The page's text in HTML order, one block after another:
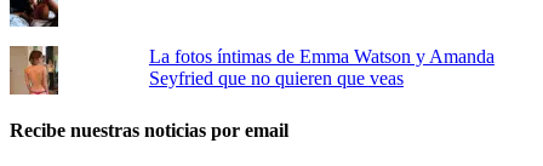
La fotos íntimas de Emma Watson y Amanda
Seyfried que no quieren que veas
Recibe nuestras noticias por email